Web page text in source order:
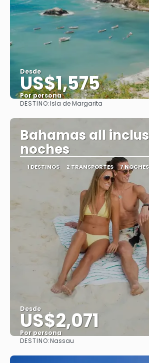
Desde
US$1,575
Por persona
DESTINO:Isla de Margarita
Bahamas all
noches
1 DESTINOS 2 TRANSPORTES 7 NOCHES
Desde
US$2,071
Por persona
DESTINO:Nassau